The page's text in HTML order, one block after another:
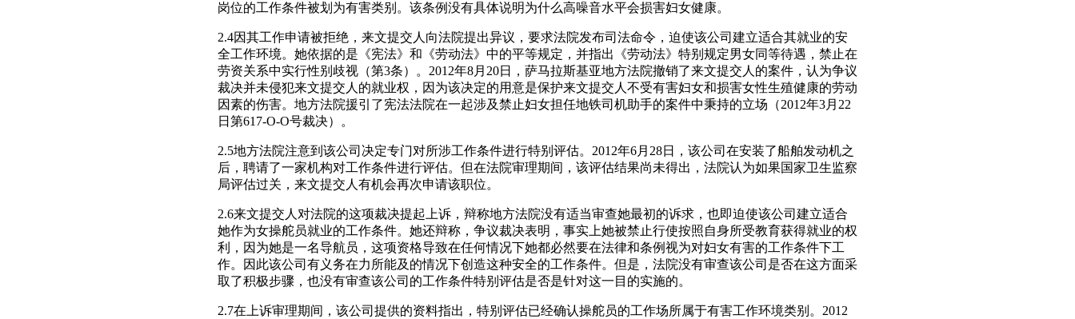
岗位的工作条件被划为有害类别。该条例没有具体说明为什么高噪音水平会损害妇女健康。
2.4因其工作申请被拒绝，来文提交人向法院提出异议，要求法院发布司法命令，迫使该公司建立适合其就业的安
全工作环境。她依据的是《宪法》和《劳动法》中的平等规定，并指出《劳动法》特别规定男女同等待遇，禁止在
劳资关系中实行性别歧视（第3条）。2012年8月20日，萨马拉斯基亚地方法院撤销了来文提交人的案件，认为争议
裁决并未侵犯来文提交人的就业权，因为该决定的用意是保护来文提交人不受有害妇女和损害女性生殖健康的劳动
因素的伤害。地方法院援引了宪法法院在一起涉及禁止妇女担任地铁司机助手的案件中秉持的立场（2012年3月22
日第617-O-O号裁决）。
2.5地方法院注意到该公司决定专门对所涉工作条件进行特别评估。2012年6月28日，该公司在安装了船舶发动机之
后，聘请了一家机构对工作条件进行评估。但在法院审理期间，该评估结果尚未得出，法院认为如果国家卫生监察
局评估过关，来文提交人有机会再次申请该职位。
2.6来文提交人对法院的这项裁决提起上诉，辩称地方法院没有适当审查她最初的诉求，也即迫使该公司建立适合
她作为女操舵员就业的工作条件。她还辩称，争议裁决表明，事实上她被禁止行使按照自身所受教育获得就业的权
利，因为她是一名导航员，这项资格导致在任何情况下她都必然要在法律和条例视为对妇女有害的工作条件下工
作。因此该公司有义务在力所能及的情况下创造这种安全的工作条件。但是，法院没有审查该公司是否在这方面采
取了积极步骤，也没有审查该公司的工作条件特别评估是否是针对这一目的实施的。
2.7在上诉审理期间，该公司提供的资料指出，特别评估已经确认操舵员的工作场所属于有害工作环境类别。2012